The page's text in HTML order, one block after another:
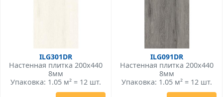
ILG301DR
Настенная плитка 200x440
8мм
Упаковка: 1.05 м² = 12 шт.
ILG091DR
Настенная плитка 200x440
8мм
Упаковка: 1.05 м² = 12 шт.